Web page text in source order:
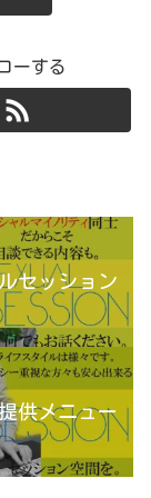
ーする
セッション
供メニュー